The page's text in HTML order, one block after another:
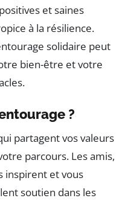
et saines
à la résilience.
solidaire peut
bien-être et votre
?
partagent vos valeurs
parcours. Les amis,
inspirent et vous
soutien dans les